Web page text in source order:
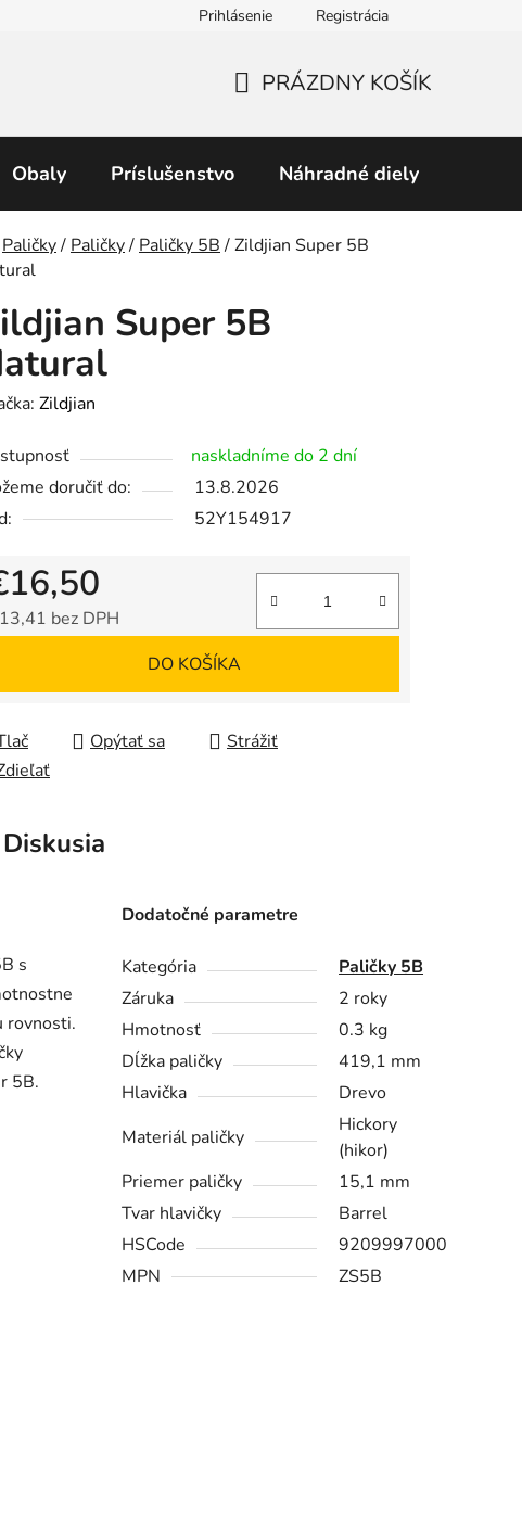
Obchodné podmienky Predávané značky
Prihlásenie Registrácia
KOŠÍK
PRÁZDNY KOŠÍK
Obaly Príslušenstvo Náhradné diely
Paličky/ Paličky/ Paličky 5B /Zildjian Super 5B
Super 5B
Zildjian
naskladníme do 2 dní
doručiť do:
13.8.2026
52Y154917
bez DPH
DO KOŠÍKA
Opýtať sa
Strážiť
Diskusia
s
rovnosti.
5B.
Dodatočné parametre
Kategória
Paličky 5B
Záruka
2 roky
Hmotnosť
0.3 kg
Dĺžka paličky
419,1 mm
Hlavička
Drevo
Materiál paličky
Hickory
(hikor)
Priemer paličky
15,1 mm
Tvar hlavičky
Barrel
HSCode
9209997000
MPN
ZS5B